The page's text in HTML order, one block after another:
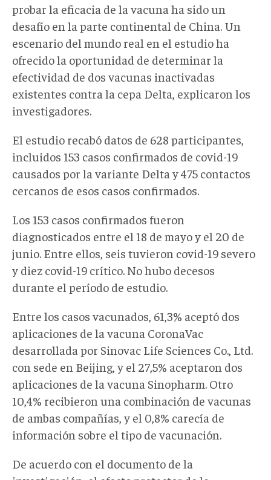
probar la eficacia de la vacuna ha sido un
desafío en la parte continental de China. Un
escenario del mundo real en el estudio ha
ofrecido la oportunidad de determinar la
efectividad de dos vacunas inactivadas
existentes contra la cepa Delta, explicaron los
investigadores.
El estudio recabó datos de 628 participantes,
incluidos 153 casos confirmados de covid-19
causados por la variante Delta y 475 contactos
cercanos de esos casos confirmados.
Los 153 casos confirmados fueron
diagnosticados entre el 18 de mayo y el 20 de
junio. Entre ellos, seis tuvieron covid-19 severo
y diez covid-19 crítico. No hubo decesos
durante el período de estudio.
Entre los casos vacunados, 61,3% aceptó dos
aplicaciones de la vacuna CoronaVac
desarrollada por Sinovac Life Sciences Co., Ltd.
con sede en Beijing, y el 27,5% aceptaron dos
aplicaciones de la vacuna Sinopharm. Otro
10,4% recibieron una combinación de vacunas
de ambas compañías, y el 0,8% carecía de
información sobre el tipo de vacunación.
De acuerdo con el documento de la